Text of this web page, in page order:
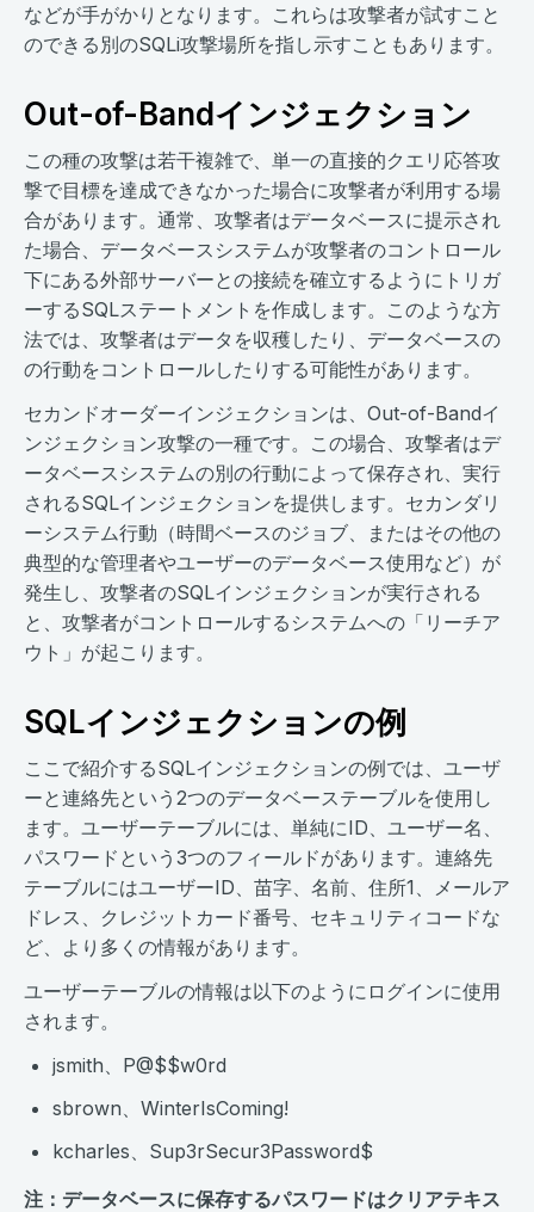
などが手がかりとなります。これらは攻撃者が試すこと
のできる別のSQLi攻撃場所を指し示すこともあります。
Out-of-Bandインジェクション
この種の攻撃は若干複雑で、単一の直接的クエリ応答攻
撃で目標を達成できなかった場合に攻撃者が利用する場
合があります。通常、攻撃者はデータベースに提示され
た場合、データベースシステムが攻撃者のコントロール
下にある外部サーバーとの接続を確立するようにトリガ
ーするSQLステートメントを作成します。このような方
法では、攻撃者はデータを収穫したり、データベースの
の行動をコントロールしたりする可能性があります。
セカンドオーダーインジェクションは、Out-of-Bandイ
ンジェクション攻撃の一種です。この場合、攻撃者はデ
ータベースシステムの別の行動によって保存され、実行
されるSQLインジェクションを提供します。セカンダリ
ーシステム行動（時間ベースのジョブ、またはその他の
典型的な管理者やユーザーのデータベース使用など）が
発生し、攻撃者のSQLインジェクションが実行される
と、攻撃者がコントロールするシステムへの「リーチア
ウト」が起こります。
SQLインジェクションの例
ここで紹介するSQLインジェクションの例では、ユーザ
ーと連絡先という2つのデータベーステーブルを使用し
ます。ユーザーテーブルには、単純にID、ユーザー名、
パスワードという3つのフィールドがあります。連絡先
テーブルにはユーザーID、苗字、名前、住所1、メールア
ドレス、クレジットカード番号、セキュリティコードな
ど、より多くの情報があります。
ユーザーテーブルの情報は以下のようにログインに使用
されます。
jsmith、P@$$w0rd
sbrown、WinterIsComing!
kcharles、Sup3rSecur3Password$
注：データベースに保存するパスワードはクリアテキス